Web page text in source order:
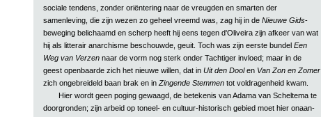
sociale tendens, zonder oriëntering naar de vreugden en smarten der
samenleving, die zijn wezen zo geheel vreemd was, zag hij in de Nieuwe Gids-
beweging belichaamd en scherp heeft hij eens tegen d'Oliveira zijn afkeer van wat
hij als litterair anarchisme beschouwde, geuit. Toch was zijn eerste bundel Een
Weg van Verzennaar de vorm nog sterk onder Tachtiger invloed; maar in de
geest openbaarde zich het nieuwe willen, dat in Uit den Doolen Van Zon en Zomer
zich ongebreideld baan brak en in Zingende Stemmentot voldragenheid kwam.
Hier wordt geen poging gewaagd, de betekenis van Adama van Scheltema te
doorgronden; zijn arbeid op toneel- en cultuur-historisch gebied moet hier onaan-